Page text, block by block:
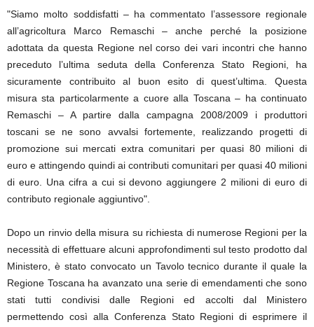
"Siamo molto soddisfatti – ha commentato l’assessore regionale
all’agricoltura Marco Remaschi – anche perché la posizione
adottata da questa Regione nel corso dei vari incontri che hanno
preceduto l’ultima seduta della Conferenza Stato Regioni, ha
sicuramente contribuito al buon esito di quest’ultima. Questa
misura sta particolarmente a cuore alla Toscana – ha continuato
Remaschi – A partire dalla campagna 2008/2009 i produttori
toscani se ne sono avvalsi fortemente, realizzando progetti di
promozione sui mercati extra comunitari per quasi 80 milioni di
euro e attingendo quindi ai contributi comunitari per quasi 40 milioni
di euro. Una cifra a cui si devono aggiungere 2 milioni di euro di
contributo regionale aggiuntivo".
Dopo un rinvio della misura su richiesta di numerose Regioni per la
necessità di effettuare alcuni approfondimenti sul testo prodotto dal
Ministero, è stato convocato un Tavolo tecnico durante il quale la
Regione Toscana ha avanzato una serie di emendamenti che sono
stati tutti condivisi dalle Regioni ed accolti dal Ministero
permettendo così alla Conferenza Stato Regioni di esprimere il